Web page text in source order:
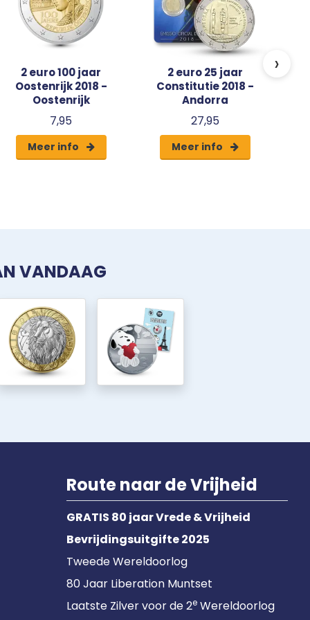
2 euro 100 jaar
Oostenrijk 2018 -
Oostenrijk
7,95
Meer info
2 euro 25 jaar
Constitutie 2018 -
Andorra
27,95
Meer info
›
VANDAAG
Route naar de Vrijheid
GRATIS 80 jaar Vrede & Vrijheid
Bevrijdingsuitgifte 2025
Tweede Wereldoorlog
80 Jaar Liberation Muntset
Laatste Zilver voor de 2e Wereldoorlog